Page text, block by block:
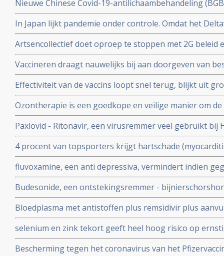
doorgeven van virus.
Nieuwe Chinese Covid-19-antilichaambehandeling
Covid-19 - coronavirus is veelbelovend en
Chinese coronapatienten
In Japan lijkt pandemie onder controle. Omdat het
gemuteerd of omdat er veel ivermectine wordt
Artsencollectief doet oproep te stoppen met 2G beleid
de druk op de zorg te verminderen
Vaccineren draagt nauwelijks bij aan doorgeven van
vaccineren lijkt juist doorgeven van besmettingen en
stimuleren. Bewijst groot internationaal onderzoek in
Effectiviteit van de vaccins loopt snel terug, blijkt uit
onder 800.000 veteranen.
Ozontherapie is een goedkope en veilige manier om
virussen - de overvloedige zwavel bevattende
SARS-CoV-2 aan te pakken en te elimineren
Paxlovid - Ritonavir, een virusremmer veel gebruikt bij
ziekenhuisopname bij kwetsbare coronapatiënten met
tijd wordt ingenomen
4 procent van topsporters krijgt hartschade
na lichte klachten als na ernstige klachten blijkt uit
fluvoxamine, een anti depressiva, vermindert indien
het risico op overlijden met 90 procent door COVID-19
met de ziekte om intensieve medische zorg te krijgen
Budesonide, een ontstekingsremmer -
astmapatienten, blijkt gebruikt als neusspray effectief
coronavirus - Covid-19
Bloedplasma met antistoffen plus remsidivir plus
en aspirine moet president Donald Trump redden van
selenium en zink tekort geeft heel hoog risico op
aan het coronavirus - Covid-19. Blijkt uit nieuw
Bescherming tegen het coronavirus van het